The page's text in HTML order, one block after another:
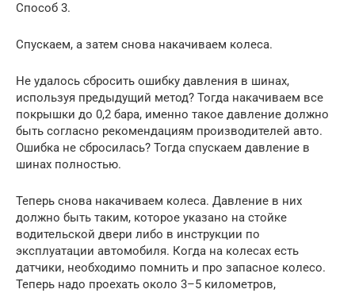
Способ 3.
Спускаем, а затем снова накачиваем колеса.
Не удалось сбросить ошибку давления в шинах,
используя предыдущий метод? Тогда накачиваем все
покрышки до 0,2 бара, именно такое давление должно
быть согласно рекомендациям производителей авто.
Ошибка не сбросилась? Тогда спускаем давление в
шинах полностью.
Теперь снова накачиваем колеса. Давление в них
должно быть таким, которое указано на стойке
водительской двери либо в инструкции по
эксплуатации автомобиля. Когда на колесах есть
датчики, необходимо помнить и про запасное колесо.
Теперь надо проехать около 3–5 километров,